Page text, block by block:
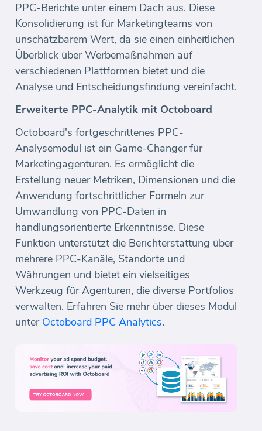
PPC-Berichte unter einem Dach aus. Diese
Konsolidierung ist für Marketingteams von
unschätzbarem Wert, da sie einen einheitlichen
Überblick über Werbemaßnahmen auf
verschiedenen Plattformen bietet und die
Analyse und Entscheidungsfindung vereinfacht.
Erweiterte PPC-Analytik mit Octoboard
Octoboard's fortgeschrittenes PPC-
Analysemodul ist ein Game-Changer für
Marketingagenturen. Es ermöglicht die
Erstellung neuer Metriken, Dimensionen und die
Anwendung fortschrittlicher Formeln zur
Umwandlung von PPC-Daten in
handlungsorientierte Erkenntnisse. Diese
Funktion unterstützt die Berichterstattung über
mehrere PPC-Kanäle, Standorte und
Währungen und bietet ein vielseitiges
Werkzeug für Agenturen, die diverse Portfolios
verwalten. Erfahren Sie mehr über dieses Modul
unter Octoboard PPC Analytics.